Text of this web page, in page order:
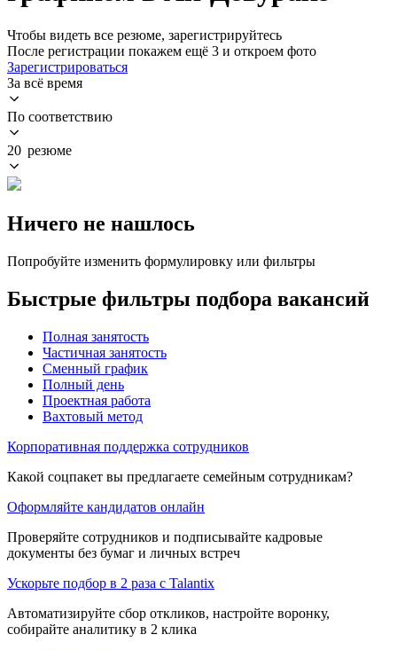
Чтобы видеть все резюме, зарегистрируйтесь
После регистрации покажем ещё 3 и откроем фото
Зарегистрироваться
За всё время
По соответствию
20 резюме
Ничего не нашлось
Попробуйте изменить формулировку или фильтры
Быстрые фильтры подбора вакансий
Полная занятость
Частичная занятость
Сменный график
Полный день
Проектная работа
Вахтовый метод
Корпоративная поддержка сотрудников
Какой соцпакет вы предлагаете семейным сотрудникам?
Оформляйте кандидатов онлайн
Проверяйте сотрудников и подписывайте кадровые
документы без бумаг и личных встреч
Ускорьте подбор в 2 раза с Talantix
Автоматизируйте сбор откликов, настройте воронку,
собирайте аналитику в 2 клика